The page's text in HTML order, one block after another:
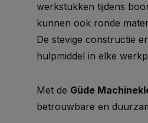
werkstukken tijdens
kunnen ook ronde
De stevige constructie
hulpmiddel in elke
Met de Güde
betrouwbare en